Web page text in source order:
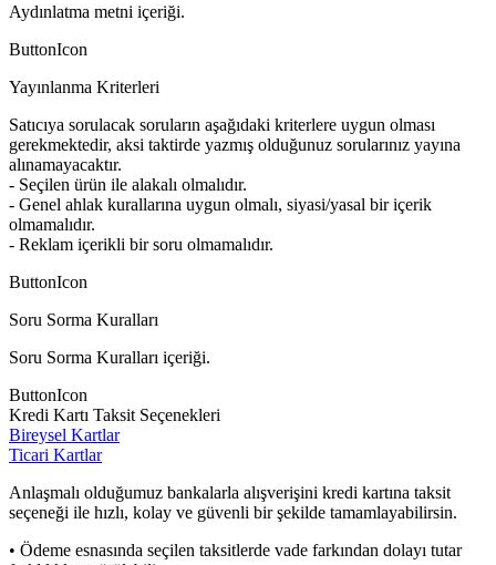
Aydınlatma metni içeriği.
ButtonIcon
Yayınlanma Kriterleri
Satıcıya sorulacak soruların aşağıdaki kriterlere uygun olması
gerekmektedir, aksi taktirde yazmış olduğunuz sorularınız yayına
alınamayacaktır.
- Seçilen ürün ile alakalı olmalıdır.
- Genel ahlak kurallarına uygun olmalı, siyasi/yasal bir içerik
olmamalıdır.
- Reklam içerikli bir soru olmamalıdır.
ButtonIcon
Soru Sorma Kuralları
Soru Sorma Kuralları içeriği.
ButtonIcon
Kredi Kartı Taksit Seçenekleri
Bireysel Kartlar
Ticari Kartlar
Anlaşmalı olduğumuz bankalarla alışverişini kredi kartına taksit
seçeneği ile hızlı, kolay ve güvenli bir şekilde tamamlayabilirsin.
• Ödeme esnasında seçilen taksitlerde vade farkından dolayı tutar